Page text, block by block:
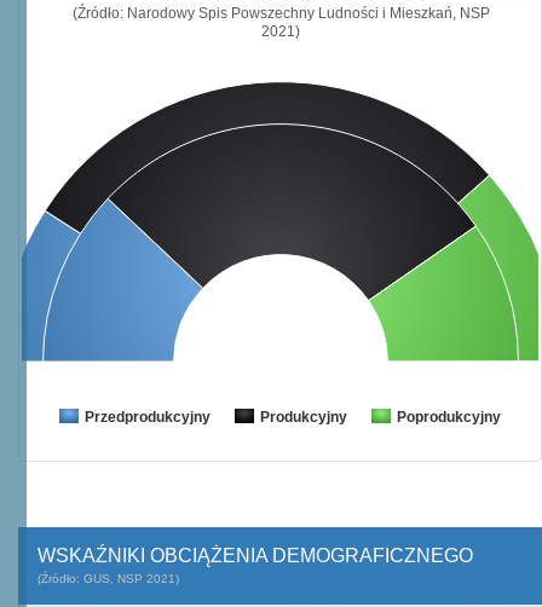
(Źródło: Narodowy Spis Powszechny Ludności i Mieszkań, NSP
2021)
Przedprodukcyjny Produkcyjny Poprodukcyjny
WSKAŹNIKI OBCIĄŻENIA DEMOGRAFICZNEGO
(Źródło: GUS, NSP 2021)